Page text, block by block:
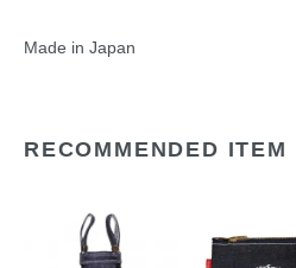
Made in Japan
RECOMMENDED ITEM